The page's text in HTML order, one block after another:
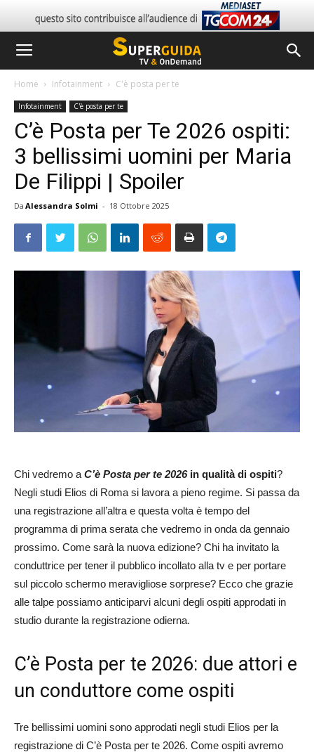
Home Infotainment C'è posta per te
Infotainment C'è posta per te
C’è Posta per Te 2026 ospiti:
3 bellissimi uomini per Maria
De Filippi | Spoiler
Da Alessandra Solmi - 18 Ottobre 2025
Chi vedremo a C’è Posta per te 2026in qualità di ospiti?
Negli studi Elios di Roma si lavora a pieno regime. Si passa da
una registrazione all’altra e questa volta è tempo del
programma di prima serata che vedremo in onda da gennaio
prossimo. Come sarà la nuova edizione? Chi ha invitato la
conduttrice per tener il pubblico incollato alla tv e per portare
sul piccolo schermo meravigliose sorprese? Ecco che grazie
alle talpe possiamo anticiparvi alcuni degli ospiti approdati in
studio durante la registrazione odierna.
C’è Posta per te 2026: due attori e
un conduttore come ospiti
Tre bellissimi uomini sono approdati negli studi Elios per la
registrazione di C’è Posta per te 2026. Come ospiti avremo